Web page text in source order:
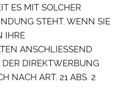
ES MIT SOLCHER
STEHT. WENN SIE
IHRE
ANSCHLIESSEND
DIREKTWERBUNG
NACH ART. 21 ABS. 2